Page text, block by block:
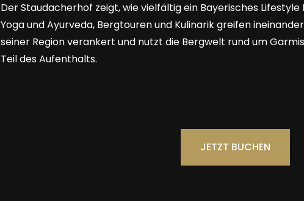
Der Staudacherhof zeigt, wie vielfältig ein Bayerisches Lifestyle
Yoga und Ayurveda, Bergtouren und Kulinarik greifen
seiner Region verankert und nutzt die Bergwelt rund um
Teil des Aufenthalts.
JETZT BUCHEN